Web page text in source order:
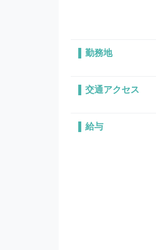
勤務地
交通アクセス
給与